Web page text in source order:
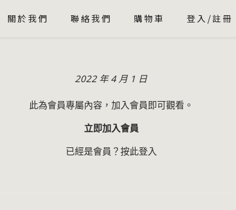
關於我們 聯絡我們 購物車 登入/註冊
2022 年 4 月 1 日
此為會員專屬內容，加入會員即可觀看。
立即加入會員
已經是會員？ 按此登入